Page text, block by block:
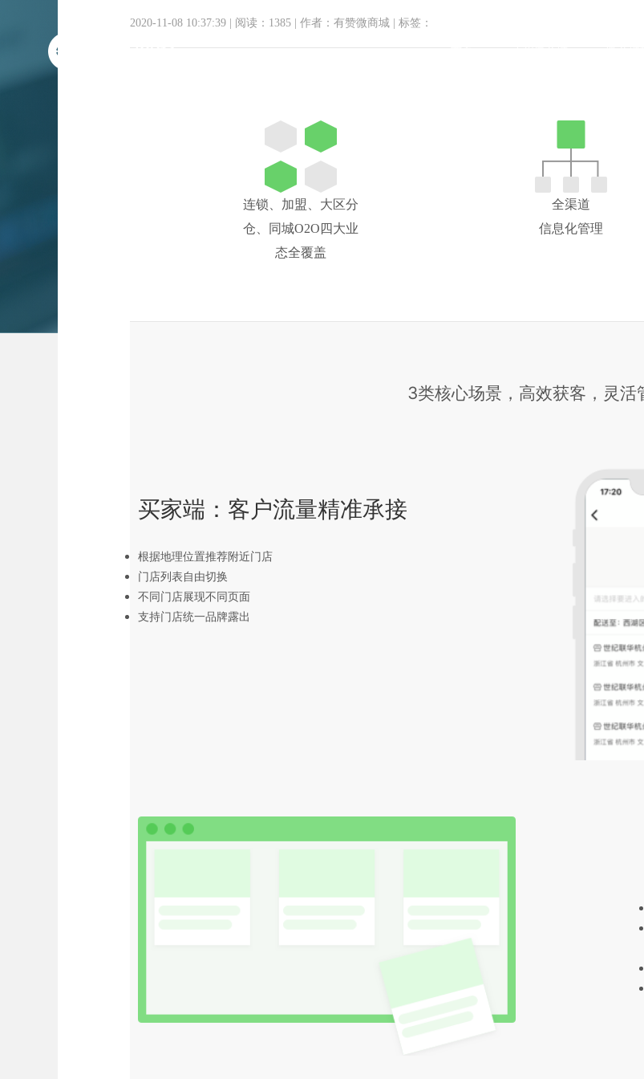
首页 小程序商城 微商城
多网点 为多门店商家量身打造的经营工具
2020-11-08 10:37:39 阅读：1385 作者：有赞微商城 标签：
连锁、加盟、大区分
仓、同城O2O四大业
态全覆盖
全渠道
信息化管理
3类核心场景，高效获客，灵活
买家端：客户流量精准承接
根据地理位置推荐附近门店
门店列表自由切换
不同门店展现不同页面
支持门店统一品牌露出